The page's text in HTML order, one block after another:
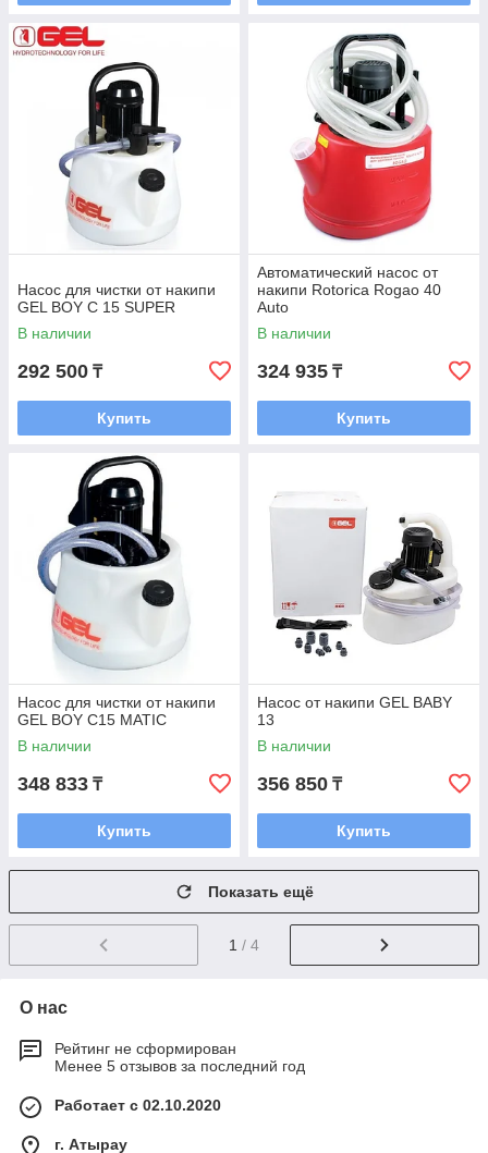
Насос для чистки от накипи
GEL BOY C 15 SUPER
В наличии
292 500 ₸
Купить
Автоматический насос от
накипи Rotorica Rogao 40
Auto
В наличии
324 935 ₸
Купить
Насос для чистки от накипи
GEL BOY C15 MATIC
В наличии
348 833 ₸
Купить
Насос от накипи GEL BABY
13
В наличии
356 850 ₸
Купить
Показать ещё
1 / 4
О нас
Рейтинг не сформирован
Менее 5 отзывов за последний год
Работает с 02.10.2020
г. Атырау